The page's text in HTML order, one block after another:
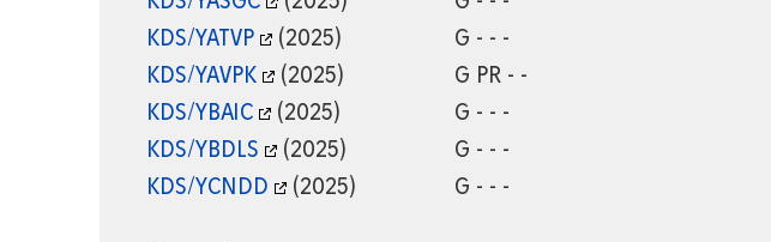
KDS/YATVP
(2025)
G - - -
KDS/YAVPK
(2025)
G PR - -
KDS/YBAIC
(2025)
G - - -
KDS/YBDLS
(2025)
G - - -
KDS/YCNDD
(2025) G - - -